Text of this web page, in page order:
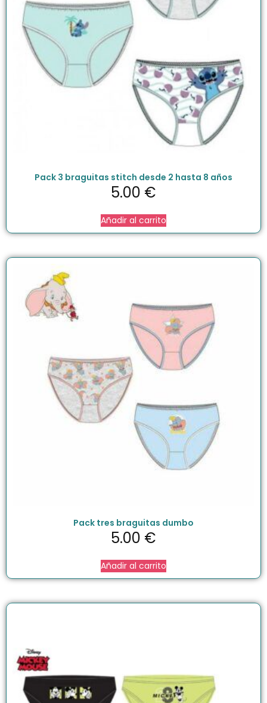
Pack 3 braguitas stitch desde 2 hasta 8 años
5.00 €
Añadir al carrito
Pack tres braguitas dumbo
5.00 €
Añadir al carrito